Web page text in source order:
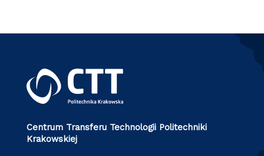
Centrum Transferu Technologii Politechniki
Krakowskiej